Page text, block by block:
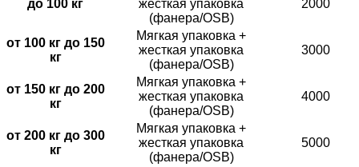
до 100 кг
жесткая упаковка
(фанера/OSB)
2000
от 100 кг до 150
кг
Мягкая упаковка +
жесткая упаковка
(фанера/OSB)
3000
от 150 кг до 200
кг
Мягкая упаковка +
жесткая упаковка
(фанера/OSB)
4000
от 200 кг до 300
кг
Мягкая упаковка +
жесткая упаковка
(фанера/OSB)
5000